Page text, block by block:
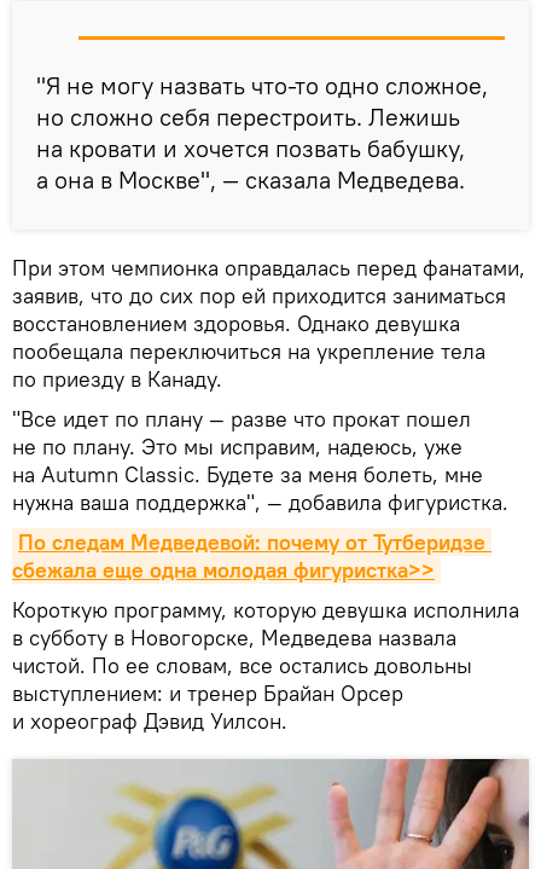
"Я не могу назвать что-то одно сложное,
но сложно себя перестроить. Лежишь
на кровати и хочется позвать бабушку,
а она в Москве", — сказала Медведева.
При этом чемпионка оправдалась перед фанатами,
заявив, что до сих пор ей приходится заниматься
восстановлением здоровья. Однако девушка
пообещала переключиться на укрепление тела
по приезду в Канаду.
"Все идет по плану — разве что прокат пошел
не по плану. Это мы исправим, надеюсь, уже
на Autumn Classic. Будете за меня болеть, мне
нужна ваша поддержка", — добавила фигуристка.
По следам Медведевой: почему от Тутберидзе
сбежала еще одна молодая фигуристка>>
Короткую программу, которую девушка исполнила
в субботу в Новогорске, Медведева назвала
чистой. По ее словам, все остались довольны
выступлением: и тренер Брайан Орсер
и хореограф Дэвид Уилсон.